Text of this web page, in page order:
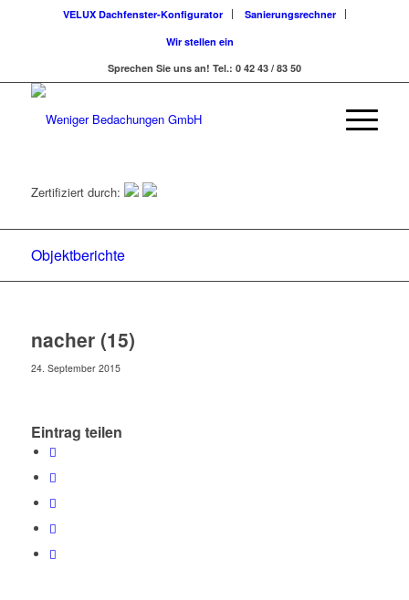
VELUX Dachfenster-Konfigurator
Sanierungsrechner
Wir stellen ein
Sprechen Sie uns an! Tel.: 0 42 43 / 83 50
Zertifiziert durch:
Objektberichte
nacher (15)
24. September 2015
Eintrag teilen